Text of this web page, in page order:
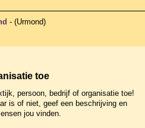
- (Urmond)
toe
persoon, bedrijf of organisatie toe!
is of niet, geef een beschrijving en
jou vinden.